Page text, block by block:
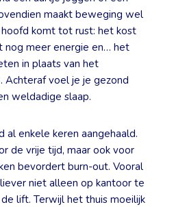
maakt beweging wel
hoofd komt tot rust: het kost
nog meer energie en… het
in plaats van het
Achteraf voel je je gezond
weldadige slaap.
al enkele keren aangehaald.
de vrije tijd, maar ook voor
bevordert burn-out. Vooral
niet alleen op kantoor te
lift. Terwijl het thuis moeilijk